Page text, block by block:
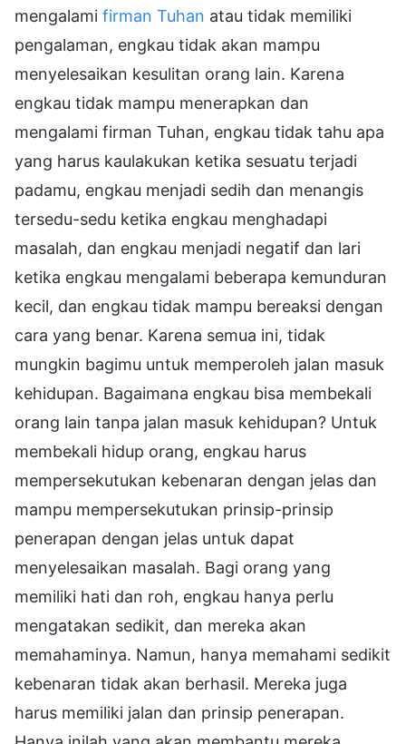
mengalami firman Tuhan atau tidak memiliki
pengalaman, engkau tidak akan mampu
menyelesaikan kesulitan orang lain. Karena
engkau tidak mampu menerapkan dan
mengalami firman Tuhan, engkau tidak tahu apa
yang harus kaulakukan ketika sesuatu terjadi
padamu, engkau menjadi sedih dan menangis
tersedu-sedu ketika engkau menghadapi
masalah, dan engkau menjadi negatif dan lari
ketika engkau mengalami beberapa kemunduran
kecil, dan engkau tidak mampu bereaksi dengan
cara yang benar. Karena semua ini, tidak
mungkin bagimu untuk memperoleh jalan masuk
kehidupan. Bagaimana engkau bisa membekali
orang lain tanpa jalan masuk kehidupan? Untuk
membekali hidup orang, engkau harus
mempersekutukan kebenaran dengan jelas dan
mampu mempersekutukan prinsip-prinsip
penerapan dengan jelas untuk dapat
menyelesaikan masalah. Bagi orang yang
memiliki hati dan roh, engkau hanya perlu
mengatakan sedikit, dan mereka akan
memahaminya. Namun, hanya memahami sedikit
kebenaran tidak akan berhasil. Mereka juga
harus memiliki jalan dan prinsip penerapan.